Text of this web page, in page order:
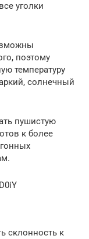
уголки
поэтому
температуру
солнечный
пушистую
к более
склонность к